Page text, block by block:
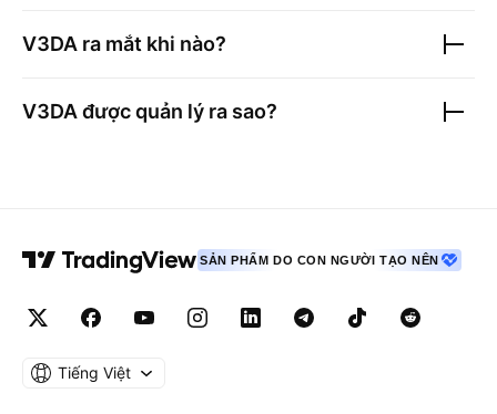
V3DA ra mắt khi nào?
V3DA được quản lý ra sao?
SẢN PHẨM DO CON NGƯỜI TẠO NÊN
Tiếng Việt